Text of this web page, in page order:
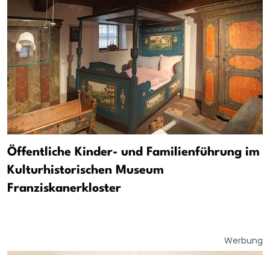
Öffentliche Kinder- und Familienführung im
Kulturhistorischen Museum
Franziskanerkloster
Werbung